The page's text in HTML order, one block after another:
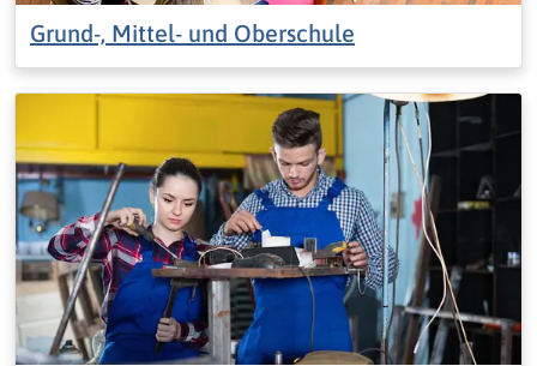
Grund-, Mittel- und Oberschule